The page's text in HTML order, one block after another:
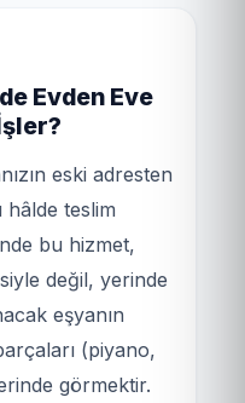
Evden Eve
eski adresten
hâlde teslim
bu hizmet,
değil, yerinde
eşyanın
(piyano,
görmektir.